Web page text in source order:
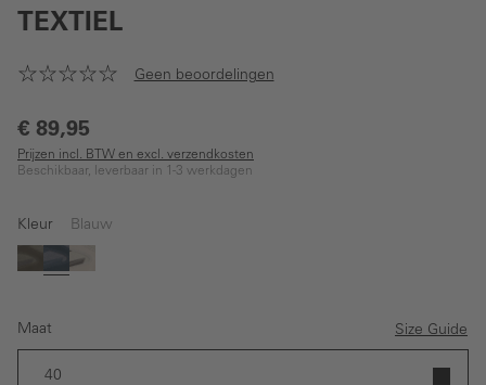
TEXTIEL
Geen beoordelingen
€ 89,95
Prijzen incl. BTW en excl. verzendkosten
Beschikbaar, leverbaar in 1-3 werkdagen
Kleur Blauw
GroenBlauwBeige
Maat Size Guide
40